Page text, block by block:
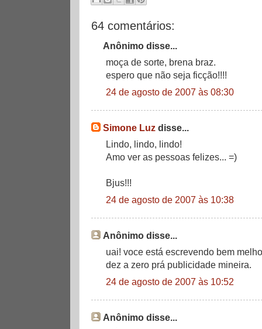
64 comentários:
Anônimo disse...
moça de sorte, brena braz.
espero que não seja ficção!!!!
24 de agosto de 2007 às 08:30
Simone Luz disse...
Lindo, lindo, lindo!
Amo ver as pessoas felizes... =)
Bjus!!!
24 de agosto de 2007 às 10:38
Anônimo disse...
uai! voce está escrevendo bem
dez a zero prá publicidade mineira.
24 de agosto de 2007 às 10:52
Anônimo disse...